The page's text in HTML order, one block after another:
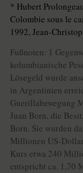
* Hubert
Colombie sous le
1992, Jean-
Fußnoten: 1
kolumbianische
Lösegeld wurde
in Argentinien
Guerillabewegung
Juan Born, die
Born. Sie wurden
Millionen US-
Kurs etwa 240
entspricht ca. 1,70